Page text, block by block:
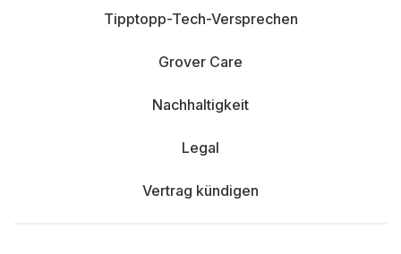
Tipptopp-Tech-Versprechen
Grover Care
Nachhaltigkeit
Legal
Vertrag kündigen